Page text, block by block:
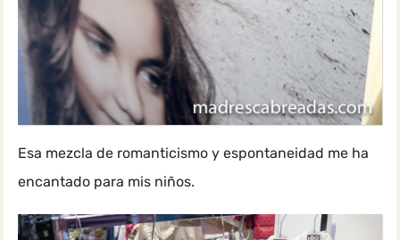
Esa mezcla de romanticismo y espontaneidad me ha
encantado para mis niños.